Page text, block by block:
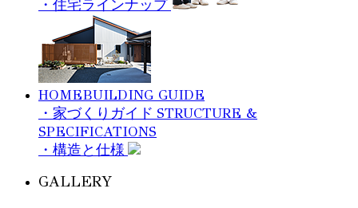
・住宅ラインナップ
HOMEBUILDING GUIDE
・家づくりガイド STRUCTURE &
SPECIFICATIONS
・構造と仕様
GALLERY